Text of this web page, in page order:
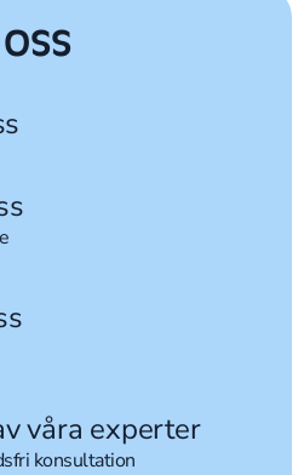
våra experter
konsultation